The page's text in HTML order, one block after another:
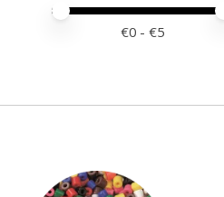
Minimale prijswaarde
Price maximum value
€0 - €5